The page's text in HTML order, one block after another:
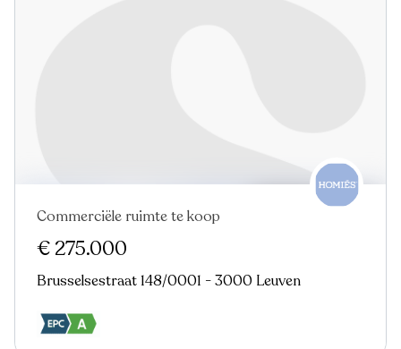
Commerciële ruimte te koop
€ 275.000
Brusselsestraat 148/0001 - 3000 Leuven